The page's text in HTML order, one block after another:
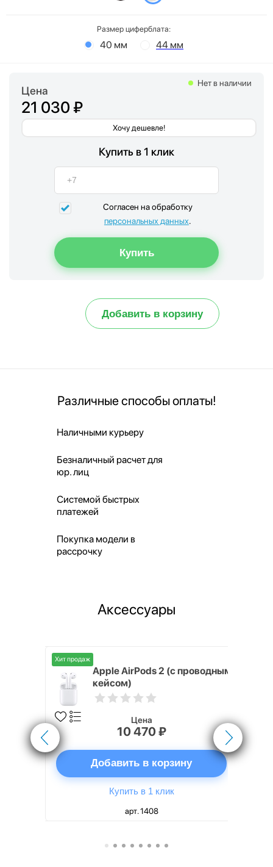
Размер циферблата:
40 мм 44 мм
Цена
21 030 ₽
Хочу дешевле!
Нет в наличии
Купить в 1 клик
Согласен на обработку
персональных данных.
Добавить в корзину
Различные способы оплаты!
Наличными курьеру
Безналичный расчет для
юр. лиц
Системой быстрых
платежей
Покупка модели в
рассрочку
Аксессуары
Хит продаж
Apple AirPods 2 (с проводным
кейсом)
Цена
10 470 ₽
Добавить в корзину
Купить в 1 клик
арт. 1408